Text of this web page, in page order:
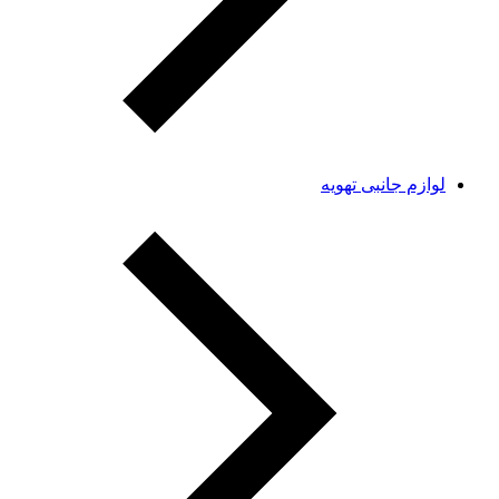
لوازم جانبی تهویه